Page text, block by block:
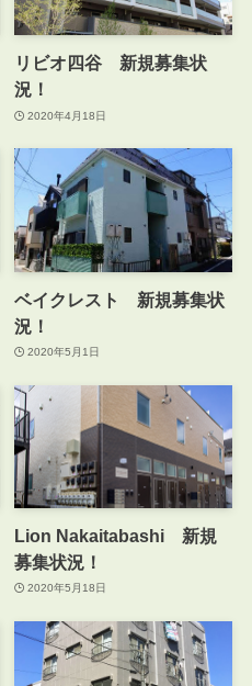
リビオ四谷 新規募集状
況！
2020年4月18日
ベイクレスト 新規募集状
況！
2020年5月1日
Lion Nakaitabashi 新規
募集状況！
2020年5月18日